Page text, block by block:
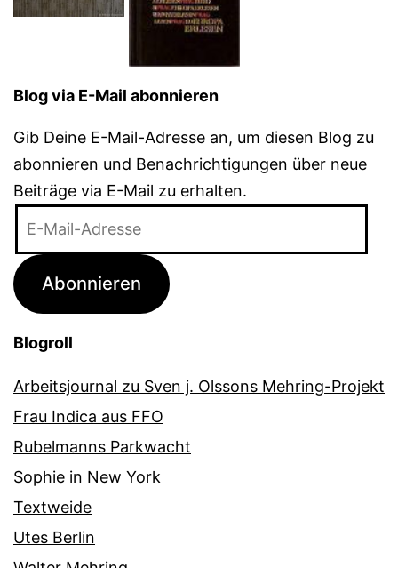
Blog via E-Mail abonnieren
Gib Deine E-Mail-Adresse an, um diesen Blog zu
abonnieren und Benachrichtigungen über neue
Beiträge via E-Mail zu erhalten.
Adresse
Abonnieren
Blogroll
Arbeitsjournal zu Sven j. Olssons Mehring-Projekt
Frau Indica aus FFO
Rubelmanns Parkwacht
Sophie in New York
Textweide
Utes Berlin